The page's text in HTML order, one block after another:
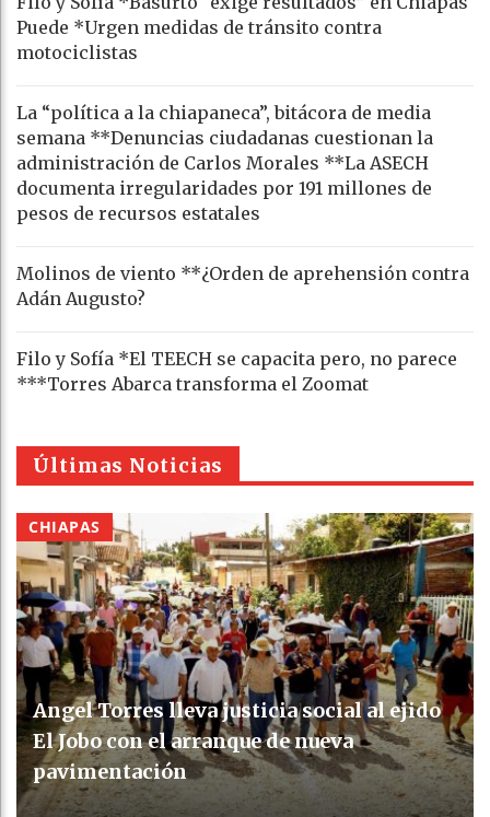
Puede *Urgen medidas de tránsito contra
motociclistas
La “política a la chiapaneca”, bitácora de media
semana **Denuncias ciudadanas cuestionan la
administración de Carlos Morales **La ASECH
documenta irregularidades por 191 millones de
pesos de recursos estatales
Molinos de viento **¿Orden de aprehensión contra
Adán Augusto?
Filo y Sofía *El TEECH se capacita pero, no parece
***Torres Abarca transforma el Zoomat
Últimas Noticias
CHIAPAS
Angel Torres lleva justicia social al ejido
El Jobo con el arranque de nueva
pavimentación